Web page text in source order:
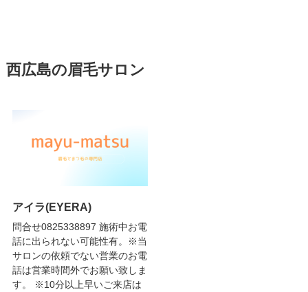
西広島の眉毛サロン
アイラ(EYERA)
問合せ0825338897 施術中お電
話に出られない可能性有。※当
サロンの依頼でない営業のお電
話は営業時間外でお願い致しま
す。 ※10分以上早いご来店は